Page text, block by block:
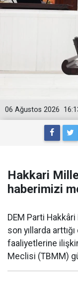
06 Ağustos 2026
Hakkari
haberimizi
DEM Parti
son yıllarda
faaliyetlerine
Meclisi (TBMM)